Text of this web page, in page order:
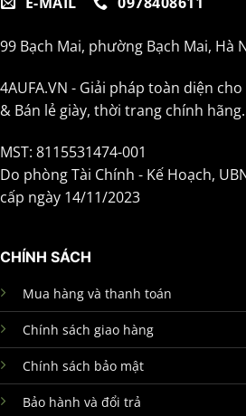
99 Bạch Mai, phường Bạch Mai, Hà
4AUFA.VN - Giải pháp toàn diện
& Bán lẻ giày, thời trang chính hãng.
MST: 8115531474-001
Do phòng Tài Chính - Kế Hoạch,
cấp ngày 14/11/2023
CHÍNH SÁCH
Mua hàng và thanh toán
Chính sách giao hàng
Chính sách bảo mật
Bảo hành và đổi trả